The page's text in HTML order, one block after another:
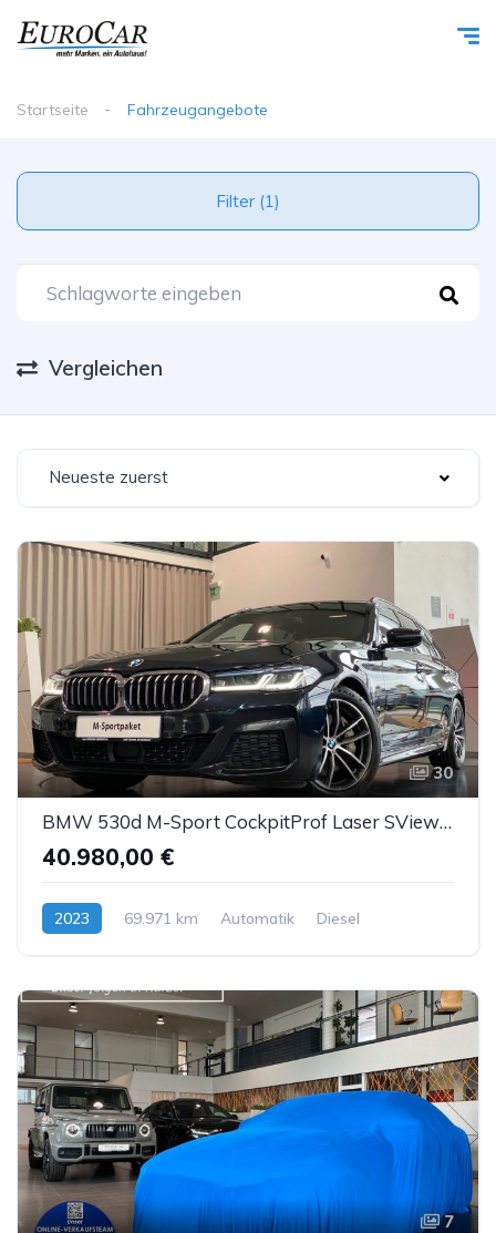
Startseite Fahrzeugangebote
Filter (1)
Vergleichen
Neueste zuerst
30
BMW 530d M-Sport CockpitProf Laser SView HUD H&K ACC
40.980,00 €
2023 69.971 km Automatik Diesel
7